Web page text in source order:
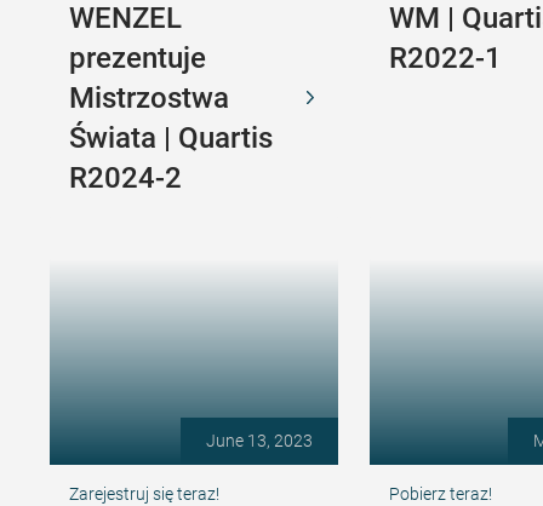
WENZEL
prezentuje
Mistrzostwa
Świata | Quartis
R2024-2
WM |
R2022-1
June 13, 2023
Zarejestruj się teraz! Pobierz teraz!